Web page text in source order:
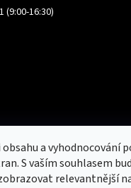
a vyhodnocování
S vaším souhlasem
relevantnější
(9:00-16:30)